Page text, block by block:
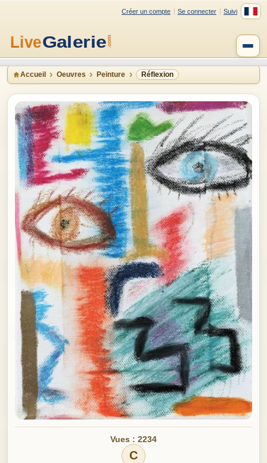
Créer un compte Se connecter Suivi
Accueil Oeuvres Peinture Réflexion
Vues : 2234
C